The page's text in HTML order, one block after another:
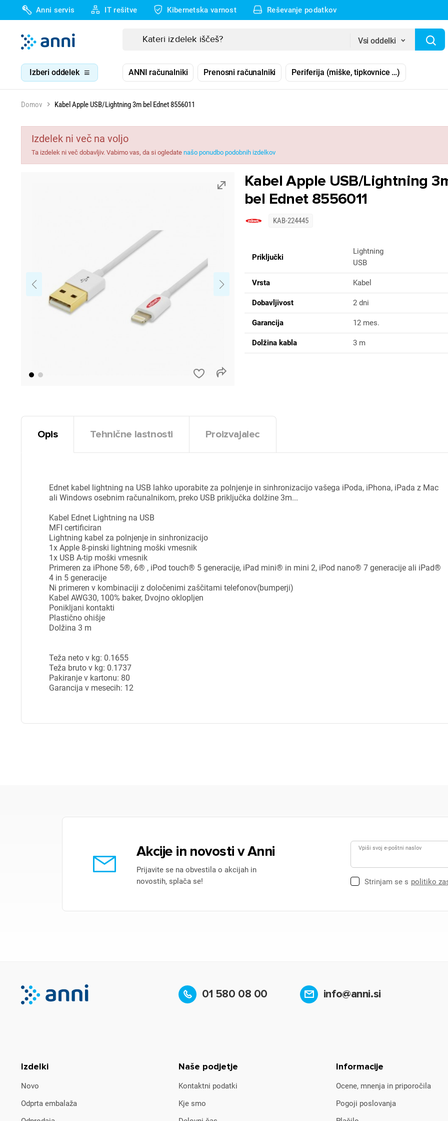
Anni servis IT rešitve Kibernetska varnost Reševanje podatkov
Vsi oddelki
Izberi oddelek ANNI računalniki Prenosni računalniki Periferija (miške, tipkovnice …)
Domov Kabel Apple USB/Lightning 3m bel Ednet 8556011
Izdelek ni več na voljo
Ta izdelek ni več dobavljiv. Vabimo vas, da si ogledate našo ponudbo podobnih izdelkov
Kabel Apple USB/Lightning
bel Ednet 8556011
KAB-224445
Priključki
Lightning
USB
Vrsta Kabel
Dobavljivost 2 dni
Garancija 12 mes.
Dolžina kabla 3 m
Opis Tehnične lastnosti Proizvajalec
Ednet kabel lightning na USB lahko uporabite za polnjenje in sinhronizacijo vašega iPoda, iPhona, iPada z Mac
ali Windows osebnim računalnikom, preko USB priključka dolžine 3m...
Kabel Ednet Lightning na USB
MFI certificiran
Lightning kabel za polnjenje in sinhronizacijo
1x Apple 8-pinski lightning moški vmesnik
1x USB A-tip moški vmesnik
Primeren za iPhone 5®, 6® , iPod touch® 5 generacije, iPad mini® in mini 2, iPod nano® 7 generacije ali iPad®
4 in 5 generacije
Ni primeren v kombinaciji z določenimi zaščitami telefonov(bumperji)
Kabel AWG30, 100% baker, Dvojno oklopljen
Ponikljani kontakti
Plastično ohišje
Dolžina 3 m
Teža neto v kg: 0.1655
Teža bruto v kg: 0.1737
Pakiranje v kartonu: 80
Garancija v mesecih: 12
Akcije in novosti v Anni
Prijavite se na obvestila o akcijah in
novostih, splača se!
Vpiši svoj e-poštni naslov
Strinjam se s politiko
01 580 08 00 info@anni.si
Izdelki
Novo
Odprta embalaža
Naše podjetje
Kontaktni podatki
Kje smo
Informacije
Ocene, mnenja in priporočila
Pogoji poslovanja